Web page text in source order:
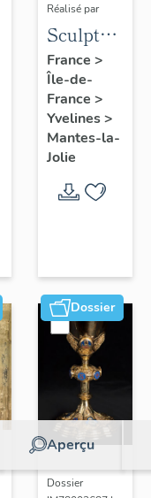
Réalisé par
Sculpture
: la
Ronde
France >
Île-de-
France >
Yvelines>
Mantes-la-
Jolie
Dossier
Aperçu
Dossier